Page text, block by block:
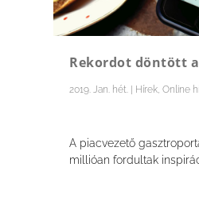
Rekordot döntött
2019. Jan. hét. | Hírek ,Online
A piacvezető
millióan fordultak